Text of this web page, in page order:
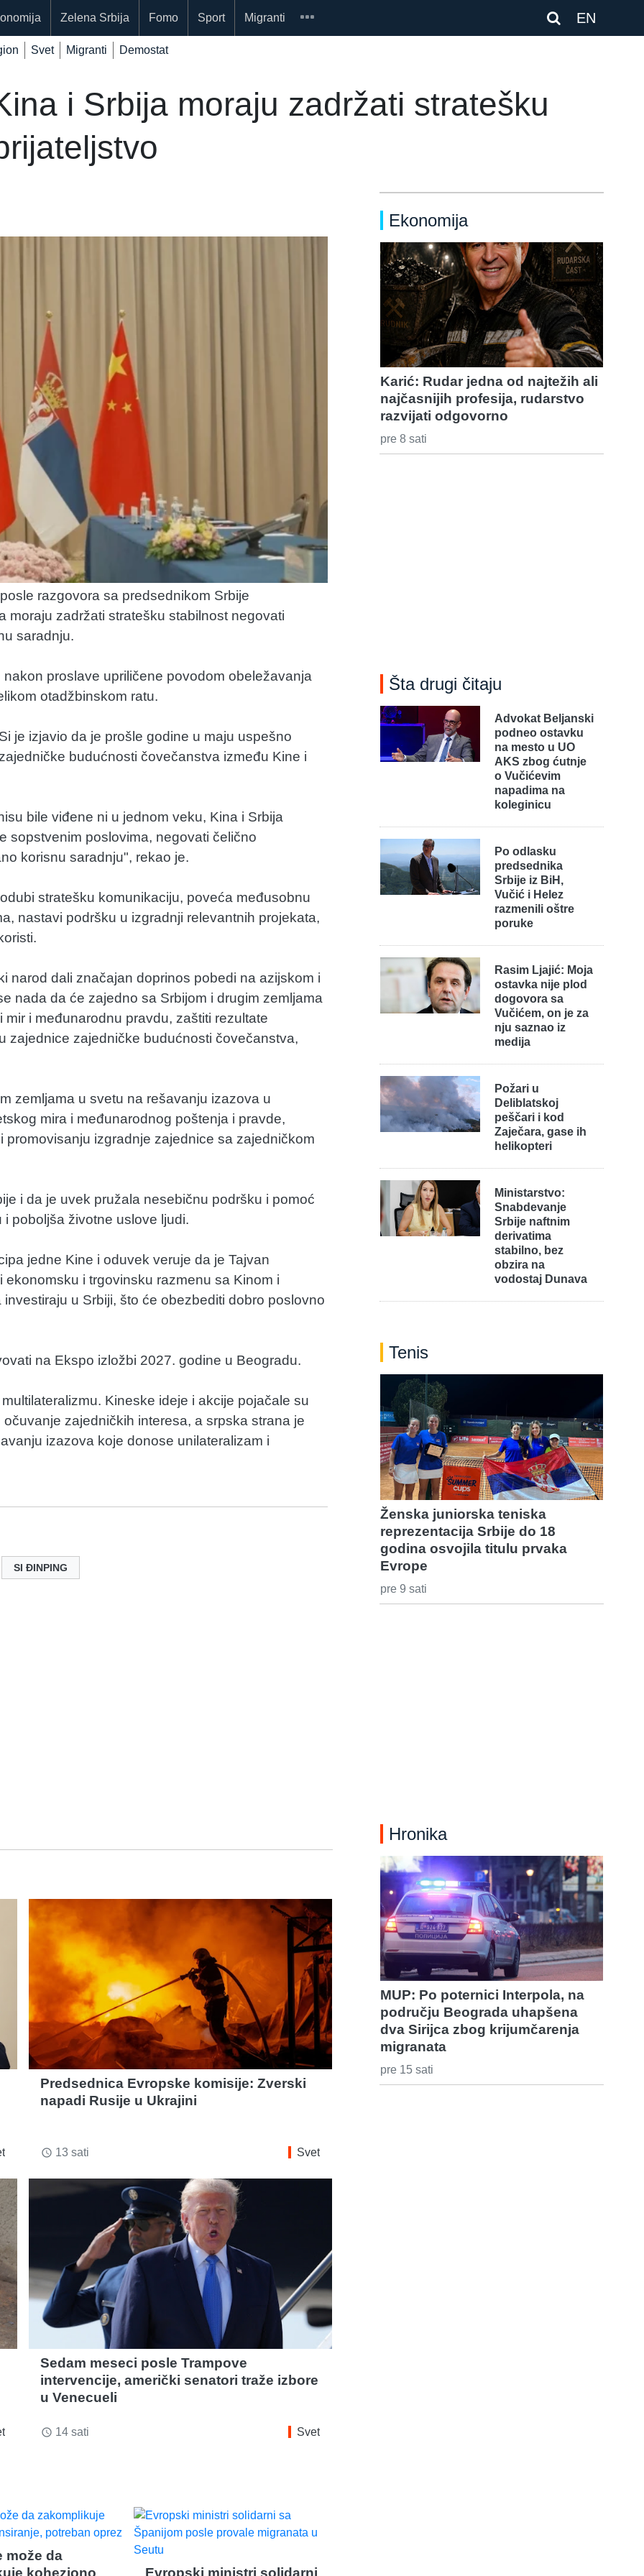
EN
Zelena Srbija Fomo Sport Migranti
Svet Migranti Demostat
i Srbija moraju zadržati stratešku
razgovora sa predsednikom Srbije
moraju zadržati stratešku stabilnost negovati
saradnju.
proslave upriličene povodom obeležavanja
otadžbinskom ratu.
je izjavio da je prošle godine u maju uspešno
budućnosti čovečanstva između Kine i
bile viđene ni u jednom veku, Kina i Srbija
sopstvenim poslovima, negovati čelično
korisnu saradnju", rekao je.
stratešku komunikaciju, poveća međusobnu
nastavi podršku u izgradnji relevantnih projekata,
narod dali značajan doprinos pobedi na azijskom i
nada da će zajedno sa Srbijom i drugim zemljama
i međunarodnu pravdu, zaštiti rezultate
zajednice zajedničke budućnosti čovečanstva,
zemljama u svetu na rešavanju izazova u
mira i međunarodnog poštenja i pravde,
izgradnje zajednice sa zajedničkom
i da je uvek pružala nesebičnu podršku i pomoć
poboljša životne uslove ljudi.
jedne Kine i oduvek veruje da je Tajvan
i trgovinsku razmenu sa Kinom i
u Srbiji, što će obezbediti dobro poslovno
na Ekspo izložbi 2027. godine u Beogradu.
Kineske ideje i akcije pojačale su
zajedničkih interesa, a srpska strana je
izazova koje donose unilateralizam i
SI ĐINPING
Predsednica Evropske komisije: Zverski
napadi Rusije u Ukrajini
access_time 13 sati Svet
Sedam meseci posle Trampove
intervencije, američki senatori traže izbore
u Venecueli
access_time 14 sati Svet
može da
koheziono
Evropski ministri solidarni
Ekonomija
Karić: Rudar jedna od najtežih ali
najčasnijih profesija, rudarstvo
razvijati odgovorno
pre 8 sati
Šta drugi čitaju
Advokat Beljanski
podneo ostavku
na mesto u UO
AKS zbog ćutnje
o Vučićevim
napadima na
koleginicu
Po odlasku
predsednika
Srbije iz BiH,
Vučić i Helez
razmenili oštre
poruke
Rasim Ljajić: Moja
ostavka nije plod
dogovora sa
Vučićem, on je za
nju saznao iz
medija
Požari u
Deliblatskoj
peščari i kod
Zaječara, gase ih
helikopteri
Ministarstvo:
Snabdevanje
Srbije naftnim
derivatima
stabilno, bez
obzira na
vodostaj Dunava
Tenis
Ženska juniorska teniska
reprezentacija Srbije do 18
godina osvojila titulu prvaka
Evrope
pre 9 sati
Hronika
MUP: Po poternici Interpola, na
području Beograda uhapšena
dva Sirijca zbog krijumčarenja
migranata
pre 15 sati